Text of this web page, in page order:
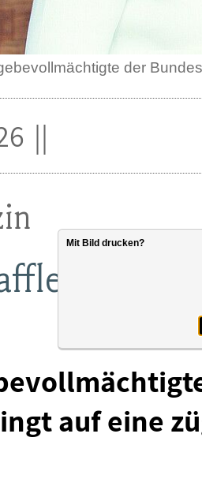
der
„Alle
auf eine
Mit Bild drucken?